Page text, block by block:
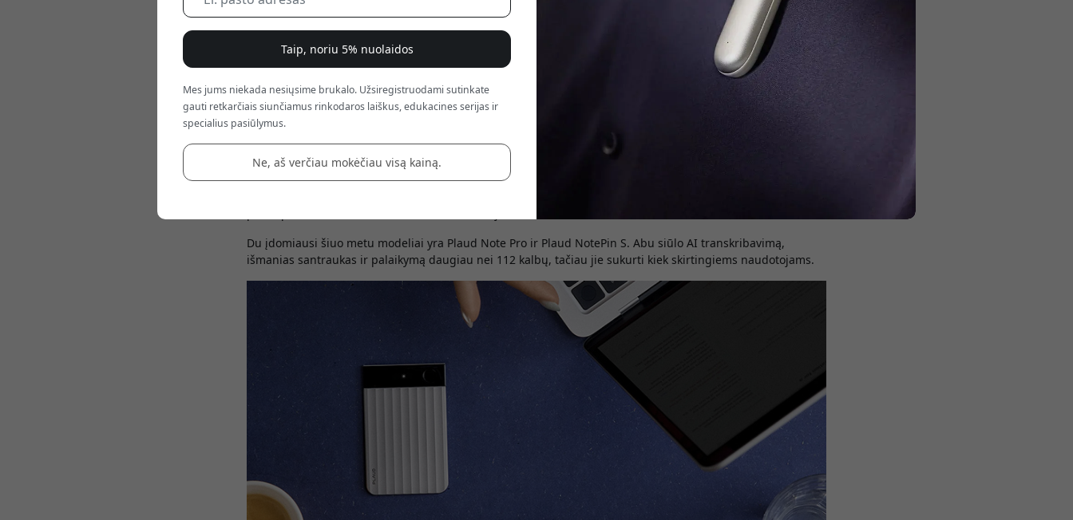
May 21, 2026
AI garso įrašymo įrenginiai greitai tapo vienu naudingiausių įrankių susitikimams, interviu, paskaitoms ir
Du įdomiausi šiuo metu modeliai yra Plaud Note Pro ir Plaud NotePin S. Abu siūlo AI transkribavimą,
išmanias santraukas ir palaikymą daugiau nei 112 kalbų, tačiau jie sukurti kiek skirtingiems naudotojams.
Taip, noriu 5% nuolaidos
Mes jums niekada nesiųsime brukalo. Užsiregistruodami sutinkate
gauti retkarčiais siunčiamus rinkodaros laiškus, edukacines serijas ir
specialius pasiūlymus.
Ne, aš verčiau mokėčiau visą kainą.